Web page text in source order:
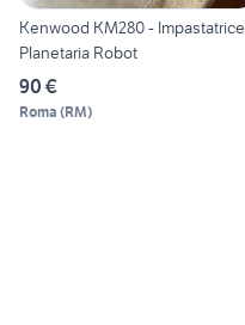
Kenwood KM280 - Impastatrice
Planetaria Robot
90 €
Roma (RM)